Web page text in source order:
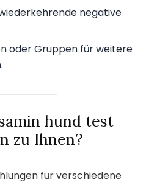
negative
oder Gruppen für weitere
hund test
zu Ihnen?
für verschiedene